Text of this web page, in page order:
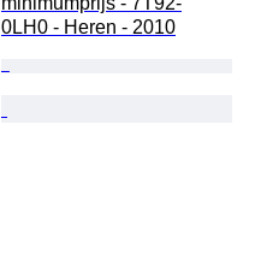
0LH0 - Heren - 2010